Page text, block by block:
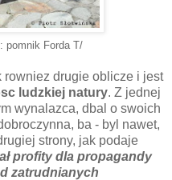
pomnik Forda T/
rowniez drugie oblicze i jest
ludzkiej natury. Z jednej
wynalazca, dbal o swoich
ba - byl nawet,
strony, jak podaje
profity dla propagandy
zatrudnianych